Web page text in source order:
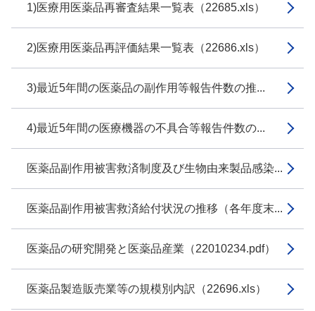
1)医療用医薬品再審査結果一覧表（22685.xls）
2)医療用医薬品再評価結果一覧表（22686.xls）
3)最近5年間の医薬品の副作用等報告件数の推...
4)最近5年間の医療機器の不具合等報告件数の...
医薬品副作用被害救済制度及び生物由来製品感染...
医薬品副作用被害救済給付状況の推移（各年度末...
医薬品の研究開発と医薬品産業（22010234.pdf）
医薬品製造販売業等の規模別内訳（22696.xls）